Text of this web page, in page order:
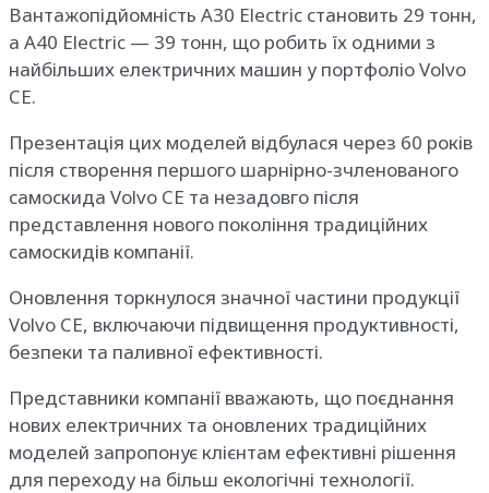
Вантажопідйомність A30 Electric становить 29 тонн,
а A40 Electric — 39 тонн, що робить їх одними з
найбільших електричних машин у портфоліо Volvo
CE.
Презентація цих моделей відбулася через 60 років
після створення першого шарнірно-зчленованого
самоскида Volvo CE та незадовго після
представлення нового покоління традиційних
самоскидів компанії.
Оновлення торкнулося значної частини продукції
Volvo CE, включаючи підвищення продуктивності,
безпеки та паливної ефективності.
Представники компанії вважають, що поєднання
нових електричних та оновлених традиційних
моделей запропонує клієнтам ефективні рішення
для переходу на більш екологічні технології.